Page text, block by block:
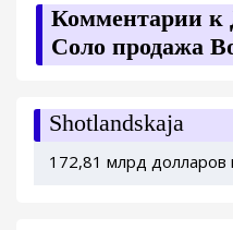
Комментарии к
Соло продажа
Shotlandskaja
172,81 млрд долларов